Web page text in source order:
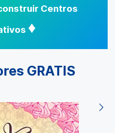
Centros
♦
GRATIS